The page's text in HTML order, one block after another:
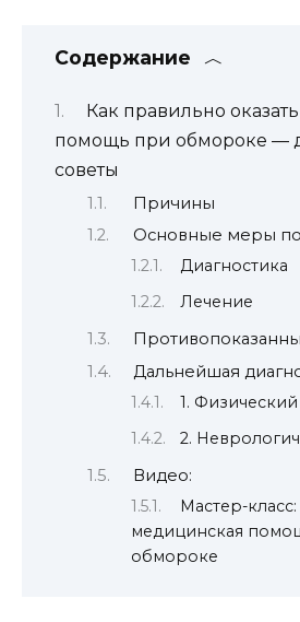
Содержание
Как правильно
помощь при обмороке —
советы
Причины
Основные меры
Диагностика
Лечение
Дальнейшая
1.
2.
Видео:
Мастер-
медицинская
обмороке